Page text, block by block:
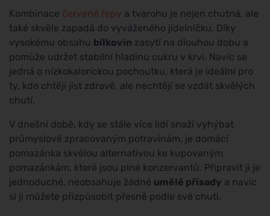
Kombinace červené řepy a tvarohu je nejen chutná, ale
také skvěle zapadá do vyváženého jídelníčku. Díky
vysokému obsahu bílkovin zasytí na dlouhou dobu a
pomůže udržet stabilní hladinu cukru v krvi. Navíc se
jedná o nízkokalorickou pochoutku, která je ideální pro
ty, kdo chtějí jíst zdravě, ale nechtějí se vzdát skvělých
chutí.
V dnešní době, kdy se stále více lidí snaží vyhýbat
průmyslově zpracovaným potravinám, je domácí
pomazánka skvělou alternativou ke kupovaným
pomazánkám, které jsou plné konzervantů. Připravit ji je
jednoduché, neobsahuje žádné umělé přísady a navíc
si ji můžete přizpůsobit přesně podle své chuti.